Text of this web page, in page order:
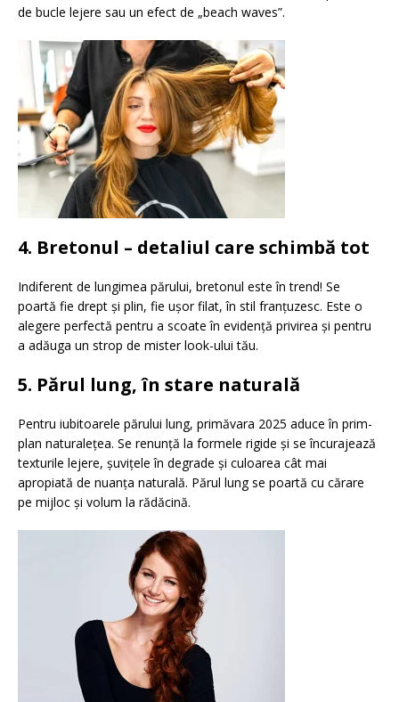
de bucle lejere sau un efect de „beach waves”.
4. Bretonul – detaliul care schimbă tot
Indiferent de lungimea părului, bretonul este în trend! Se
poartă fie drept și plin, fie ușor filat, în stil franțuzesc. Este o
alegere perfectă pentru a scoate în evidență privirea și pentru
a adăuga un strop de mister look-ului tău.
5. Părul lung, în stare naturală
Pentru iubitoarele părului lung, primăvara 2025 aduce în prim-
plan naturalețea. Se renunță la formele rigide și se încurajează
texturile lejere, șuvițele în degrade și culoarea cât mai
apropiată de nuanța naturală. Părul lung se poartă cu cărare
pe mijloc și volum la rădăcină.